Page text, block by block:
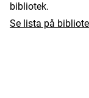
bibliotek.
Se lista på